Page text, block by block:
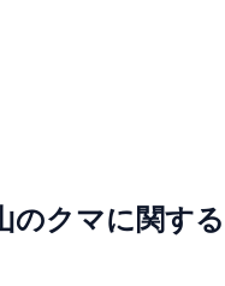
のクマに関す